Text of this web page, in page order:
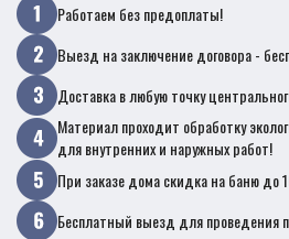
Работаем без предоплаты!
Выезд на заключение договора -
Доставка в любую точку
Материал проходит обработку
для внутренних и наружных работ!
При заказе дома скидка на баню до
Бесплатный выезд для проведения